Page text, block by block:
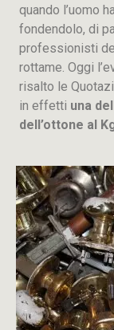
quando l’uomo
fondendolo, di
professionisti
rottame. Oggi
risalto le
in effetti una
dell’ottone al